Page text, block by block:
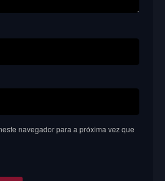
navegador para a próxima vez que